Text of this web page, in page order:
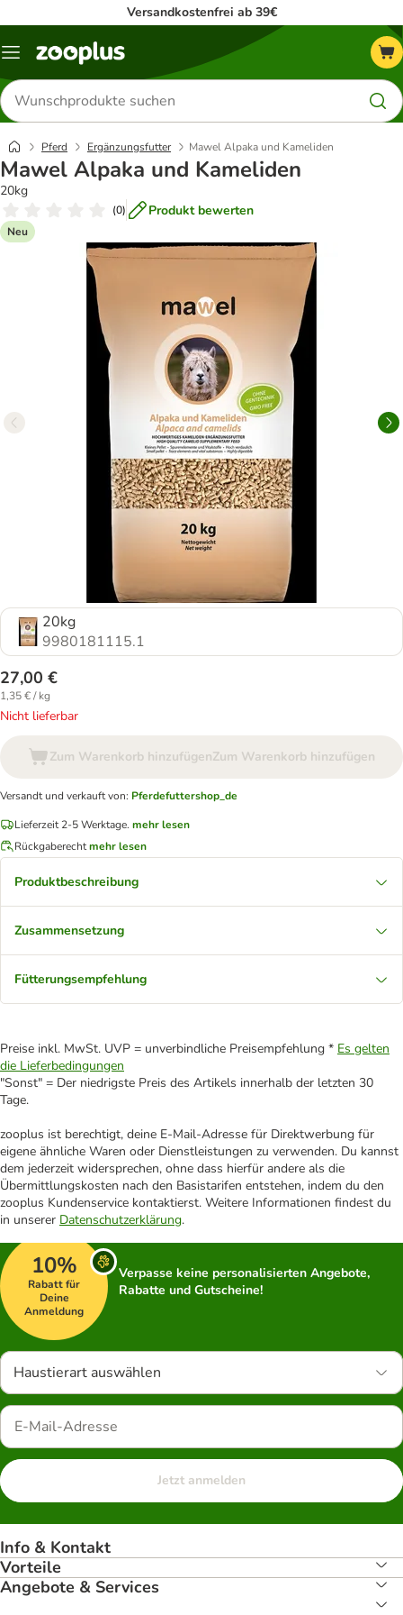
Versandkostenfrei ab 39€
Menü
Produkte
suchen
Pferd Ergänzungsfutter Mawel Alpaka und Kameliden
Mawel Alpaka und Kameliden
20kg
(0) Produkt bewerten
Neu
20kg
9980181115.1
27,00 €
1,35 € / kg
Nicht lieferbar
Zum Warenkorb hinzufügenZum Warenkorb hinzufügen
Versandt und verkauft von: Pferdefuttershop_de
Lieferzeit 2-5 Werktage. mehr lesen
Rückgaberechtmehr lesen
Produktbeschreibung
Zusammensetzung
Fütterungsempfehlung
Preise inkl. MwSt. UVP = unverbindliche Preisempfehlung * Es gelten
die Lieferbedingungen
"Sonst" = Der niedrigste Preis des Artikels innerhalb der letzten 30
Tage.
zooplus ist berechtigt, deine E-Mail-Adresse für Direktwerbung für
eigene ähnliche Waren oder Dienstleistungen zu verwenden. Du kannst
dem jederzeit widersprechen, ohne dass hierfür andere als die
Übermittlungskosten nach den Basistarifen entstehen, indem du den
zooplus Kundenservice kontaktierst. Weitere Informationen findest du
in unserer Datenschutzerklärung.
10%
Rabatt für
Deine
Anmeldung
Verpasse keine personalisierten Angebote,
Rabatte und Gutscheine!
Haustierart auswählen
Jetzt anmelden
Info & Kontakt
Vorteile
Angebote & Services